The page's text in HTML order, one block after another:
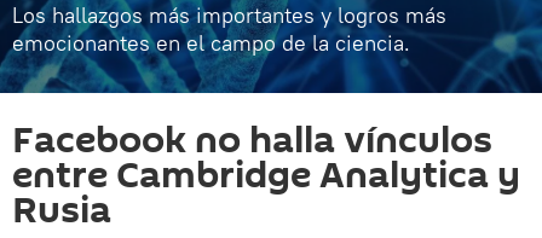
Los hallazgos más importantes y logros más
emocionantes en el campo de la ciencia.
Facebook no halla vínculos
entre Cambridge Analytica y
Rusia